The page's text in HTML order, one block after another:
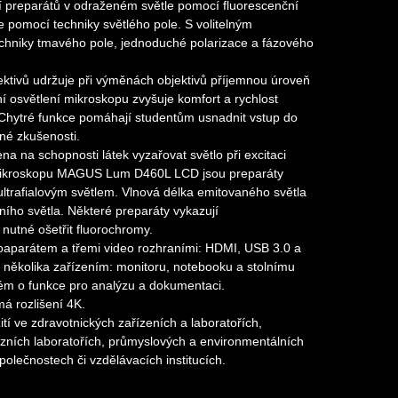
v odraženém světle pomocí fluorescenční
pomocí techniky světlého pole. S volitelným
tmavého pole, jednoduché polarizace a fázového
udržuje při výměnách objektivů příjemnou úroveň
osvětlení mikroskopu zvyšuje komfort a rychlost
funkce pomáhají studentům usnadnit vstup do
zkušenosti.
na schopnosti látek vyzařovat světlo při excitaci
MAGUS Lum D460L LCD jsou preparáty
světlem. Vlnová délka emitovaného světla
světla. Některé preparáty vykazují
ošetřit fluorochromy.
a třemi video rozhraními: HDMI, USB 3.0 a
zařízením: monitoru, notebooku a stolnímu
o funkce pro analýzu a dokumentaci.
rozlišení 4K.
ve zdravotnických zařízeních a laboratořích,
laboratořích, průmyslových a environmentálních
či vzdělávacích institucích.